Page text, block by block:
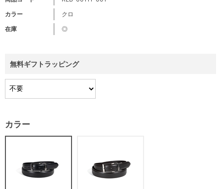
カラー
クロ
在庫
◎
無料ギフトラッピング
カラー